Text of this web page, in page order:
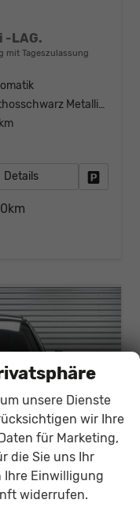
-LAG.
mit Tageszulassung
Mythosschwarz Metallic (0E)
Details
unsere Dienste
wir Ihre
für Marketing,
die Sie uns Ihr
Ihre Einwilligung
widerrufen.